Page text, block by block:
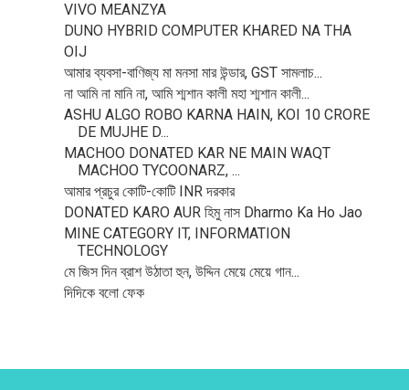
VIVO MEANZYA
DUNO HYBRID COMPUTER KHARED NA THA
OIJ
আমার ব্যবসা-বাণিজ্য মা মনসা মার উন্ডার, GST সামলাচ...
না আমি না মানি না, আমি শ্মশান কালী মহা শ্মশান কালী...
ASHU ALGO ROBO KARNA HAIN, KOI 10 CRORE
DE MUJHE D...
MACHOO DONATED KAR NE MAIN WAQT
MACHOO TYCOONARZ, ...
আমার প্রচুর কোটি-কোটি INR দরকার
DONATED KARO AUR হিমু নাস Dharmo Ka Ho Jao
MINE CATEGORY IT, INFORMATION
TECHNOLOGY
মে জিস দিন ব্রাশ উঠাতা হুন, উদ্দিন মেয়ে মেয়ে গান...
দিদিকে বলো ফেক